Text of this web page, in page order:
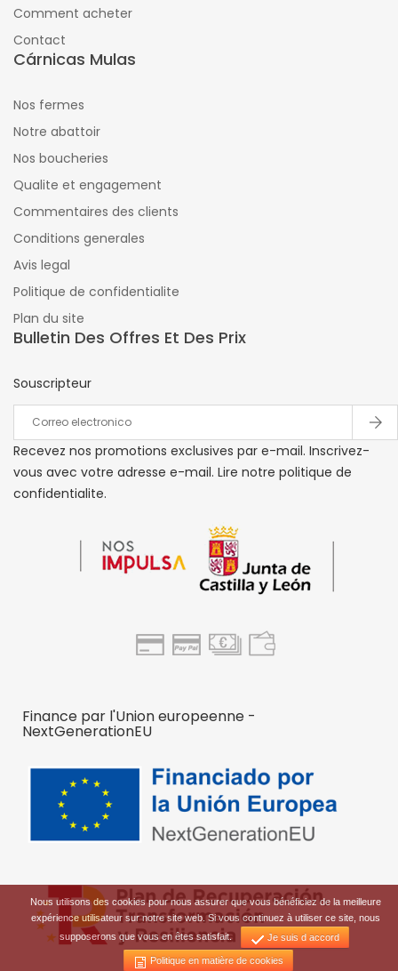
Comment acheter
Contact
Cárnicas Mulas
Nos fermes
Notre abattoir
Nos boucheries
Qualite et engagement
Commentaires des clients
Conditions generales
Avis legal
Politique de confidentialite
Plan du site
Bulletin Des Offres Et Des Prix
Souscripteur
Recevez nos promotions exclusives par e-mail. Inscrivez-
vous avec votre adresse e-mail. Lire notre politique de
confidentialite.
Finance par l'Union europeenne -
NextGenerationEU
Nous utilisons des cookies pour nous assurer que vous bénéficiez de la meilleure
expérience utilisateur sur notre site web. Si vous continuez à utiliser ce site, nous
supposerons que vous en êtes satisfait.
Je suis d accord
Politique en matière de cookies